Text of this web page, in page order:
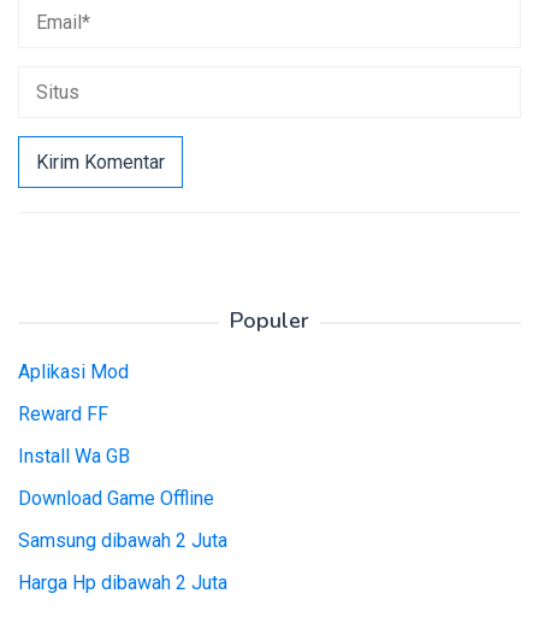
Populer
Aplikasi Mod
Reward FF
Install Wa GB
Download Game Offline
Samsung dibawah 2 Juta
Harga Hp dibawah 2 Juta